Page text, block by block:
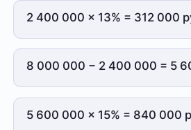
2 400 000 × 13% = 312 000
8 000 000 − 2 400 000 = 5
5 600 000 × 15% = 840 000